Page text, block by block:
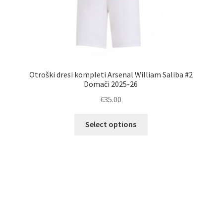
Otroški dresi kompleti Arsenal William Saliba #2
Domači 2025-26
€35.00
Select options